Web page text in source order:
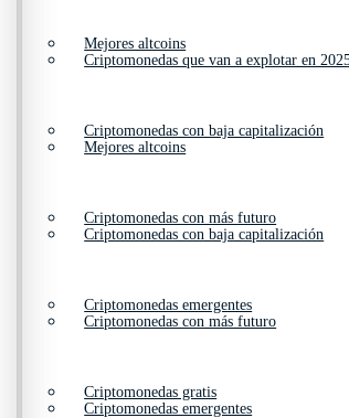
Mejores altcoins
Criptomonedas con baja capitalización
Criptomonedas con más futuro
Criptomonedas emergentes
Criptomonedas gratis
Criptomonedas que van a explotar en
Mejores altcoins
Criptomonedas con baja capitalización
Criptomonedas con más futuro
Criptomonedas emergentes